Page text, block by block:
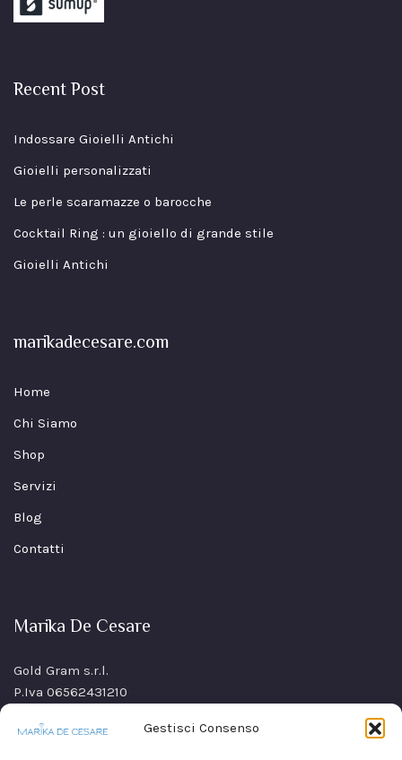
Gestisci Consenso
Recent Post
Indossare Gioielli Antichi
Gioielli personalizzati
Le perle scaramazze o barocche
Cocktail Ring : un gioiello di grande stile
Gioielli Antichi
marikadecesare.com
Home
Chi Siamo
Shop
Servizi
Blog
Contatti
Marika De Cesare
Gold Gram s.r.l.
P.Iva 06562431210
80021 Afragola(NA)